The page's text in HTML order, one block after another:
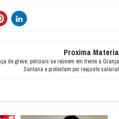
Proxima Materia
de greve: policiais se reúnem em frente à Granja
Santana e protestam por reajuste salarial